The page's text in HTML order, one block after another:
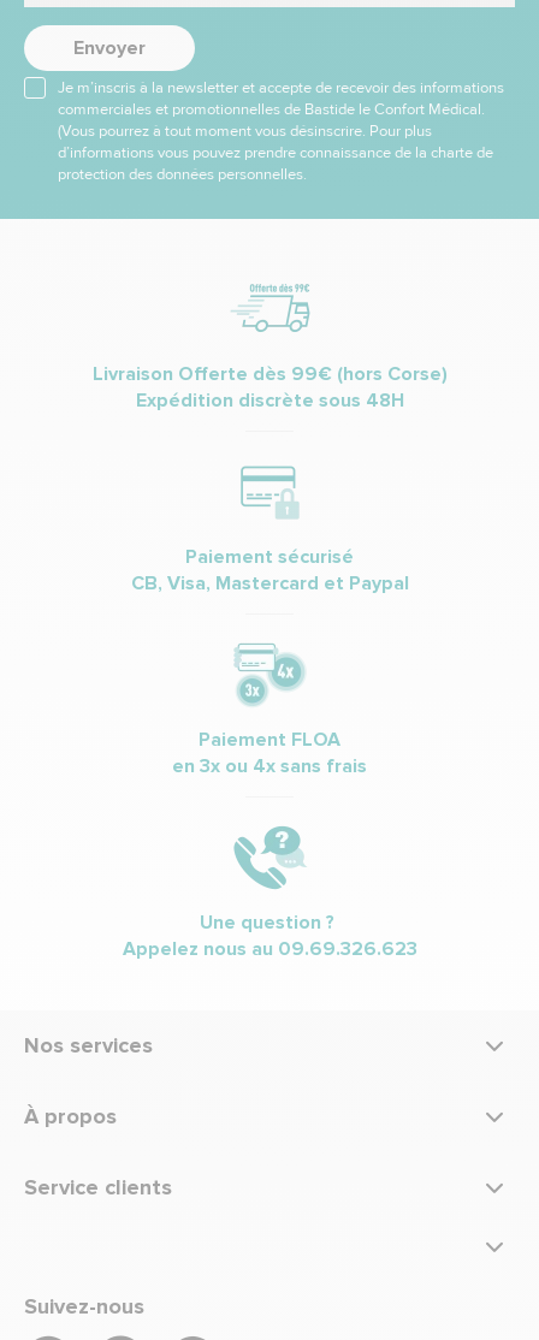
Envoyer
Je m’inscris à la newsletter et accepte de recevoir des informations
commerciales et promotionnelles de Bastide le Confort Médical.
(Vous pourrez à tout moment vous désinscrire. Pour plus
d’informations vous pouvez prendre connaissance de la charte de
protection des données personnelles.
Livraison Offerte dès 99€ (hors Corse)
Expédition discrète sous 48H
Paiement sécurisé
CB, Visa, Mastercard et Paypal
Paiement FLOA
en 3x ou 4x sans frais
Une question ?
Appelez nous au 09.69.326.623
Nos services
À propos
Service clients
Suivez-nous